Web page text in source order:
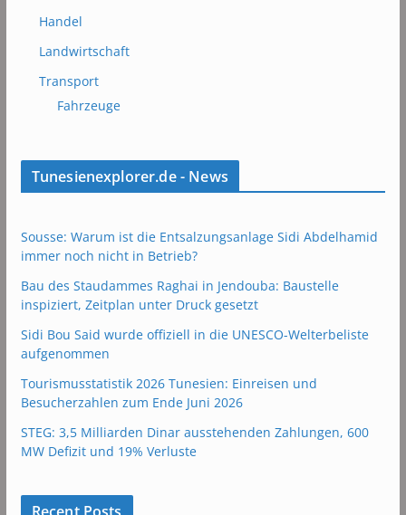
Handel
Landwirtschaft
Transport
Fahrzeuge
Tunesienexplorer.de - News
Sousse: Warum ist die Entsalzungsanlage Sidi Abdelhamid
immer noch nicht in Betrieb?
Bau des Staudammes Raghai in Jendouba: Baustelle
inspiziert, Zeitplan unter Druck gesetzt
Sidi Bou Said wurde offiziell in die UNESCO-Welterbeliste
aufgenommen
Tourismusstatistik 2026 Tunesien: Einreisen und
Besucherzahlen zum Ende Juni 2026
STEG: 3,5 Milliarden Dinar ausstehenden Zahlungen, 600
MW Defizit und 19% Verluste